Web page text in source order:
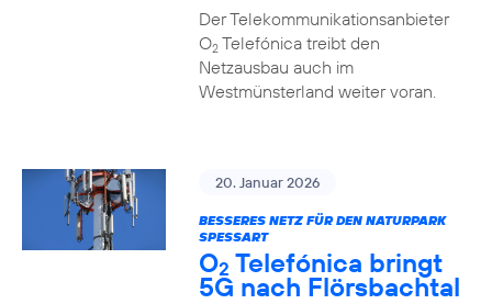
Der Telekommunikationsanbieter
O2Telefónica treibt den
Netzausbau auch im
Westmünsterland weiter voran.
20. Januar 2026
BESSERES NETZ FÜR DEN NATURPARK
SPESSART
O2 Telefónica bringt
5G nach Flörsbachtal